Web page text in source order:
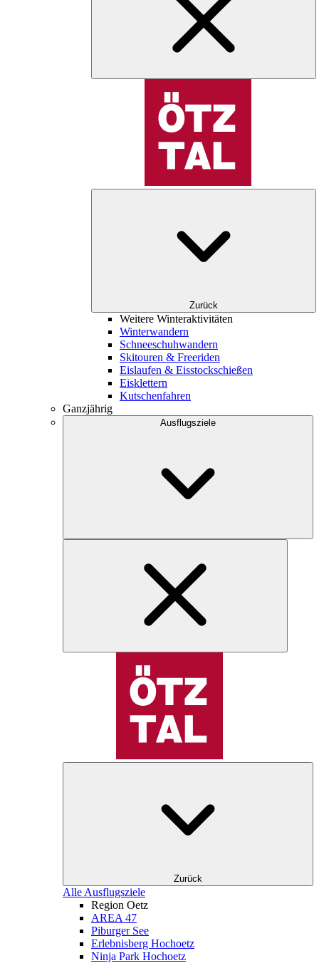
Zurück
Weitere Winteraktivitäten
Winterwandern
Schneeschuhwandern
Skitouren & Freeriden
Eislaufen & Eisstockschießen
Eisklettern
Kutschenfahren
Ganzjährig
Ausflugsziele
Zurück
Alle Ausflugsziele
Region Oetz
AREA 47
Piburger See
Erlebnisberg Hochoetz
Ninja Park Hochoetz